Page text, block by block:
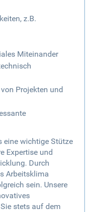
z.B.
Miteinander
Projekten und
eine wichtige Stütze
Expertise und
Durch
Arbeitsklima
sein. Unsere
stets auf dem